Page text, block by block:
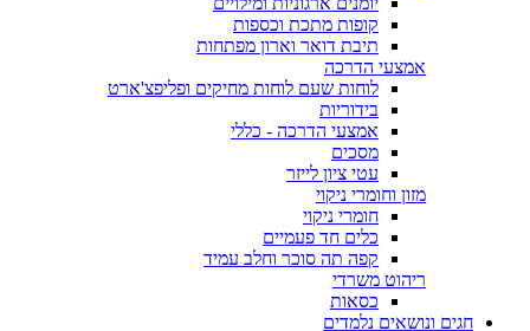
קופות מתכת וכספות
תיבת דואר וארון מפתחות
אמצעי הדרכה
לוחות שעם לוחות מחיקים ופליפצ'ארט
בידוריות
אמצעי הדרכה - כללי
מסכים
עטי ציון לייזר
מזון וחומרי ניקוי
חומרי ניקוי
כלים חד פעמיים
קפה תה סוכר וחלב עמיד
ריהוט משרדי
כסאות
חגים ונושאים נלמדים